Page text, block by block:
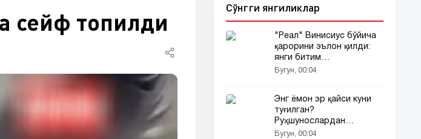
сейф топилди Сўнгги янгиликлар
"Реал" Винисиус бўйича
қарорини эълон қилди:
янги битим
тафсилотлари...
Бугун, 00:04
Энг ёмон эр қайси куни
туғилган?
Руҳшунослардан
"антиқа" антирейтинг!
Бугун, 00:04